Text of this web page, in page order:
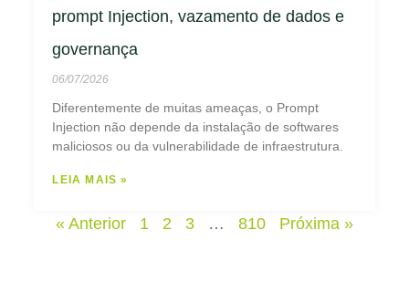
prompt Injection, vazamento de dados e
governança
06/07/2026
Diferentemente de muitas ameaças, o Prompt
Injection não depende da instalação de softwares
maliciosos ou da vulnerabilidade de infraestrutura.
LEIA MAIS »
« Anterior 1 2 3 … 810 Próxima »